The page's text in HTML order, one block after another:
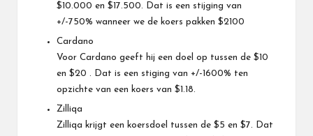
$10.000 en $17.500. Dat is een stijging van
+/-750% wanneer we de koers pakken $2100
Cardano
Voor Cardano geeft hij een doel op tussen de $10
en $20 . Dat is een stiging van +/-1600% ten
opzichte van een koers van $1.18.
Zilliqa
Zilliqa krijgt een koersdoel tussen de $5 en $7. Dat